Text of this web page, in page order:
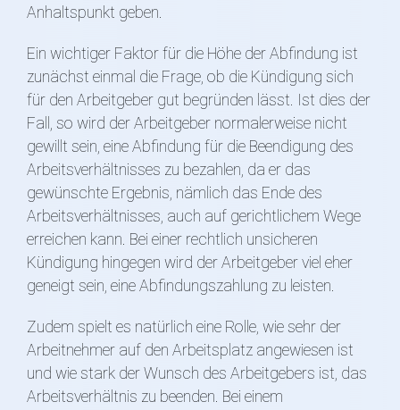
Anhaltspunkt geben.
Ein wichtiger Faktor für die Höhe der Abfindung ist
zunächst einmal die Frage, ob die Kündigung sich
für den Arbeitgeber gut begründen lässt. Ist dies der
Fall, so wird der Arbeitgeber normalerweise nicht
gewillt sein, eine Abfindung für die Beendigung des
Arbeitsverhältnisses zu bezahlen, da er das
gewünschte Ergebnis, nämlich das Ende des
Arbeitsverhältnisses, auch auf gerichtlichem Wege
erreichen kann. Bei einer rechtlich unsicheren
Kündigung hingegen wird der Arbeitgeber viel eher
geneigt sein, eine Abfindungszahlung zu leisten.
Zudem spielt es natürlich eine Rolle, wie sehr der
Arbeitnehmer auf den Arbeitsplatz angewiesen ist
und wie stark der Wunsch des Arbeitgebers ist, das
Arbeitsverhältnis zu beenden. Bei einem